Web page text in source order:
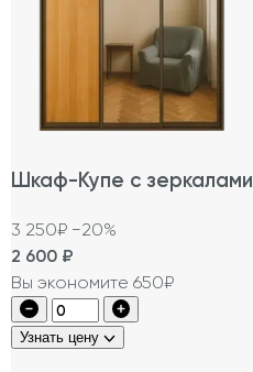
Шкаф-Купе с зеркалами
3 250₽ −20%
2 600 ₽
Вы экономите 650₽
Узнать цену